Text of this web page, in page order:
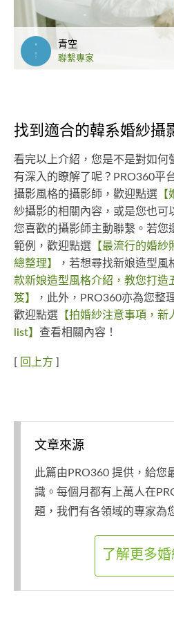
青空
聯繫專家
找到適合的韓系婚紗攝
看完以上介紹，您是不是對如何
有深入的瞭解了呢？PRO360平
攝影風格的攝影師，歡迎點選
紗攝影的相關內容，或是您也可
您喜歡的攝影師主動聯繫。若您
範例，歡迎點選 【最流行的婚
總整理】
，若想尋找新娘造型
款新娘造型風格介紹，教您打造
笈】
，此外，PRO360亦為您整
歡迎點選 【拍婚紗注意事項，
list】 查看相關內容！
[ 回上方 ]
文章來源
此篇由PRO360 提供，給您
識。每個月都有上萬人在
題，我們有各領域的專家為
了解更多